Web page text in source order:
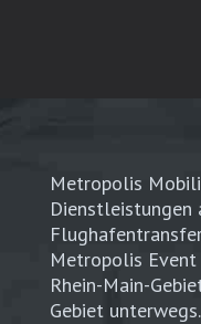
Metropolis
Metropolis
Rhein-Main-
Gebiet unterwegs.